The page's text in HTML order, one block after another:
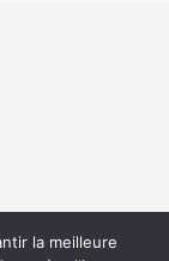
la meilleure